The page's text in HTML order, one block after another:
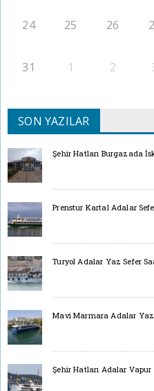
24 25 26
31 1 2
SON YAZILAR
Şehir Hatları Burgazada
Prenstur Kartal Adalar
Turyol Adalar Yaz Sefer
Mavi Marmara Adalar Yaz
Şehir Hatları Adalar